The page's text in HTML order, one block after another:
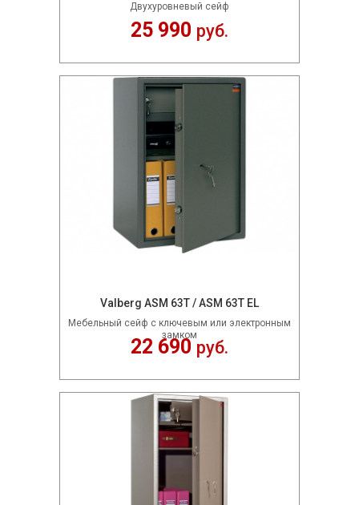
Двухуровневый сейф
25 990 руб.
Valberg ASM 63T / ASM 63T EL
Мебельный сейф c ключевым или электронным
замком
22 690 руб.